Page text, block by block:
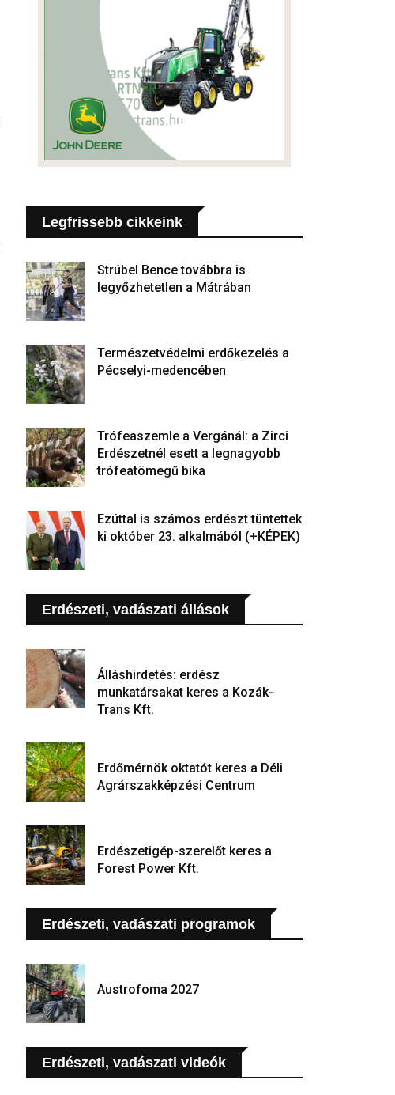
Legfrissebb cikkeink
Strúbel Bence továbbra is
legyőzhetetlen a Mátrában
Természetvédelmi erdőkezelés a
Pécselyi-medencében
Trófeaszemle a Vergánál: a Zirci
Erdészetnél esett a legnagyobb
trófeatömegű bika
Ezúttal is számos erdészt tüntettek
ki október 23. alkalmából (+KÉPEK)
Erdészeti, vadászati állások
Álláshirdetés: erdész
munkatársakat keres a Kozák-
Trans Kft.
Erdőmérnök oktatót keres a Déli
Agrárszakképzési Centrum
Erdészetigép-szerelőt keres a
Forest Power Kft.
Erdészeti, vadászati programok
Austrofoma 2027
Erdészeti, vadászati videók